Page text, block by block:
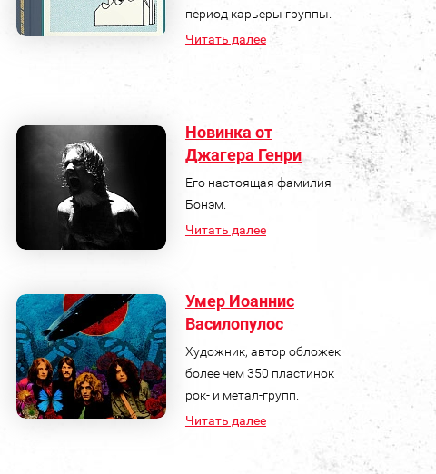
период карьеры группы.
Читать далее
Новинка от
Джагера Генри
Его настоящая фамилия –
Бонэм.
Читать далее
Умер Иоаннис
Василопулос
Художник, автор обложек
более чем 350 пластинок
рок- и метал-групп.
Читать далее